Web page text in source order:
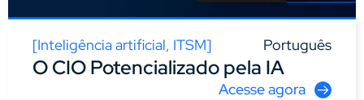
[Inteligência artificial, ITSM] Português
O CIO Potencializado pela IA
Acesse agora